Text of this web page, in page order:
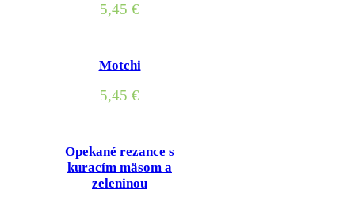
5,45 €
Motchi
5,45 €
Opekané rezance s
kuracím mäsom a
zeleninou